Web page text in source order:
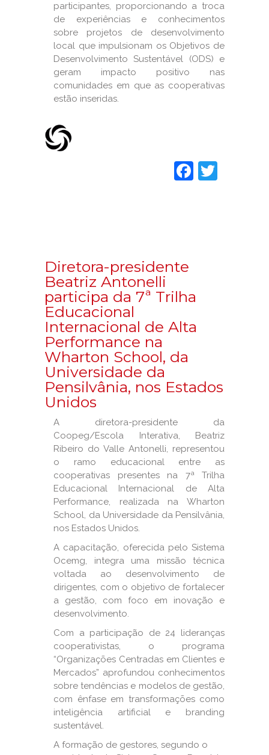
participantes, proporcionando a troca
de experiências e conhecimentos
sobre projetos de desenvolvimento
local que impulsionam os Objetivos de
Desenvolvimento Sustentável (ODS) e
geram impacto positivo nas
comunidades em que as cooperativas
estão inseridas.
Diretora-presidente
Beatriz Antonelli
participa da 7ª Trilha
Educacional
Internacional de Alta
Performance na
Wharton School, da
Universidade da
Pensilvânia, nos Estados
Unidos
A diretora-presidente da
Coopeg/Escola Interativa, Beatriz
Ribeiro do Valle Antonelli, representou
o ramo educacional entre as
cooperativas presentes na 7ª Trilha
Educacional Internacional de Alta
Performance, realizada na Wharton
School, da Universidade da Pensilvânia,
nos Estados Unidos.
A capacitação, oferecida pelo Sistema
Ocemg, integra uma missão técnica
voltada ao desenvolvimento de
dirigentes, com o objetivo de fortalecer
a gestão, com foco em inovação e
desenvolvimento.
Com a participação de 24 lideranças
cooperativistas, o programa
“Organizações Centradas em Clientes e
Mercados” aprofundou conhecimentos
sobre tendências e modelos de gestão,
com ênfase em transformações como
inteligência artificial e branding
sustentável.
A formação de gestores, segundo o